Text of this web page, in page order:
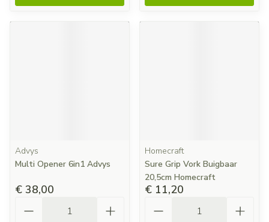
Advys
Multi Opener 6in1 Advys
€ 38,00
Homecraft
Sure Grip Vork Buigbaar
20,5cm Homecraft
€ 11,20